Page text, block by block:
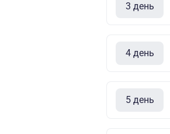
3 день
4 день
5 день